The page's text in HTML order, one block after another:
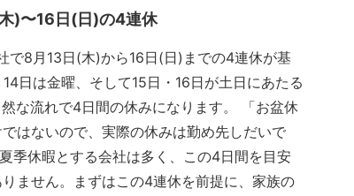
)〜16日(日)の4連休
で8月13日(木)から16日(日)までの4連休が基
日は金曜、そして15日・16日が土日にあたる
な流れで4日間の休みになります。 「お盆休
はないので、実際の休みは勤め先しだいで
季休暇とする会社は多く、この4日間を目安
ません。まずはこの4連休を前提に、家族の